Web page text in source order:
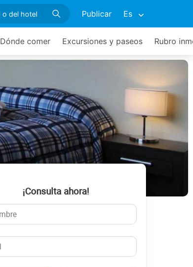
Publicar Es
Dónde comer Excursiones y paseos Rubro
¡Consulta ahora!